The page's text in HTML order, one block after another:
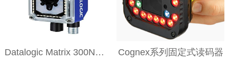
Datalogic Matrix 300N工业级固定式读码器 Cognex系列固定式读码器